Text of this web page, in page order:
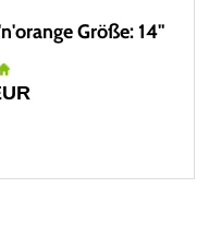
Größe: 14"